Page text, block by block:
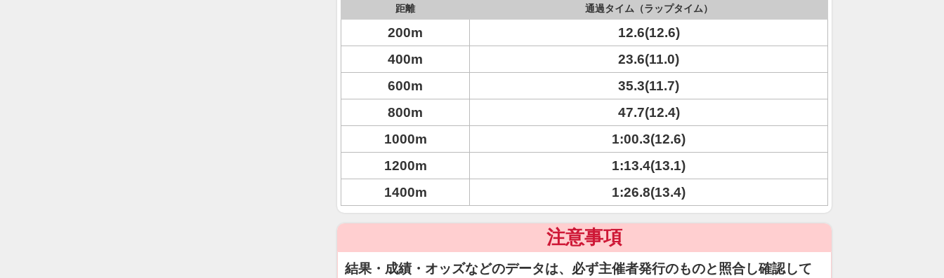
距離 通過タイム（ラップタイム）
200m
12.6(12.6)
400m
23.6(11.0)
600m
35.3(11.7)
800m
47.7(12.4)
1000m
1:00.3(12.6)
1200m
1:13.4(13.1)
1400m
1:26.8(13.4)
注意事項
結果・成績・オッズなどのデータは、必ず主催者発行のものと照合し確認して